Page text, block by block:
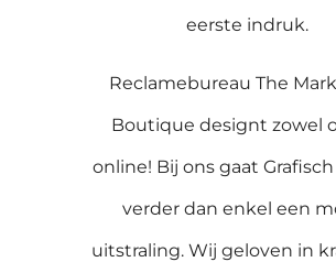
eerste indruk.
Reclamebureau The
Boutique designt zowel
online! Bij ons gaat
verder dan enkel een
uitstraling. Wij geloven in